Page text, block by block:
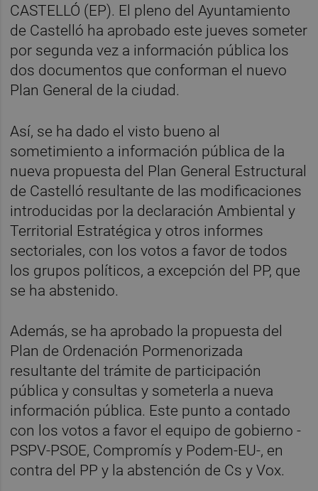
CASTELLÓ (EP). El pleno del Ayuntamiento
de Castelló ha aprobado este jueves someter
por segunda vez a información pública los
dos documentos que conforman el nuevo
Plan General de la ciudad.
Así, se ha dado el visto bueno al
sometimiento a información pública de la
nueva propuesta del Plan General Estructural
de Castelló resultante de las modificaciones
introducidas por la declaración Ambiental y
Territorial Estratégica y otros informes
sectoriales, con los votos a favor de todos
los grupos políticos, a excepción del PP, que
se ha abstenido.
Además, se ha aprobado la propuesta del
Plan de Ordenación Pormenorizada
resultante del trámite de participación
pública y consultas y someterla a nueva
información pública. Este punto a contado
con los votos a favor el equipo de gobierno -
PSPV-PSOE, Compromís y Podem-EU-, en
contra del PP y la abstención de Cs y Vox.